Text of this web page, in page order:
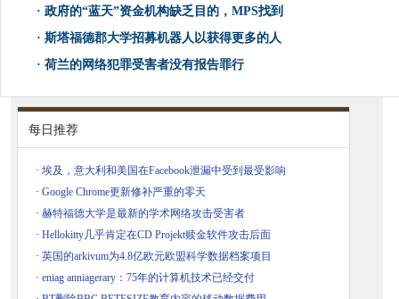
· 政府的“蓝天”资金机构缺乏目的，MPS找到
· 斯塔福德郡大学招募机器人以获得更多的人
· 荷兰的网络犯罪受害者没有报告罪行
每日推荐
· 埃及，意大利和美国在Facebook泄漏中受到最受影响
· Google Chrome更新修补严重的零天
· 赫特福德大学是最新的学术网络攻击受害者
· Hellokitty几乎肯定在CD Projekt赎金软件攻击后面
· 英国的arkivum为4.8亿欧元欧盟科学数据档案项目
· eniag anniagerary：75年的计算机技术已经交付